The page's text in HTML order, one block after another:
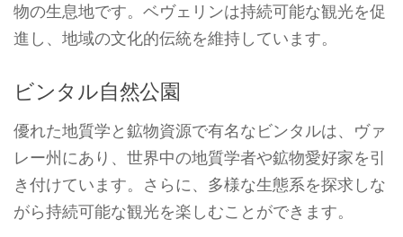
物の生息地です。ベヴェリンは持続可能な観光を促
進し、地域の文化的伝統を維持しています。
ビンタル自然公園
優れた地質学と鉱物資源で有名なビンタルは、ヴァ
レー州にあり、世界中の地質学者や鉱物愛好家を引
き付けています。さらに、多様な生態系を探求しな
がら持続可能な観光を楽しむことができます。